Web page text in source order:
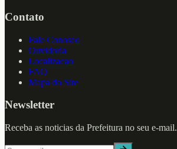
Contato
Fale Conosco
Ouvidoria
Localizacao
FAQ
Mapa do Site
Newsletter
Receba as noticias da Prefeitura no seu e-mail.